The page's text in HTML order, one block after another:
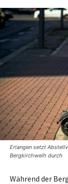
Erlangen setzt
Bergkirchweih durch
Während der